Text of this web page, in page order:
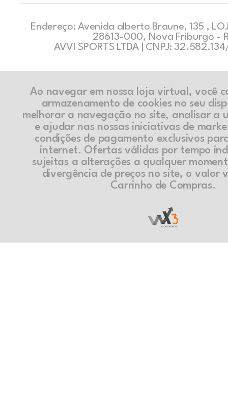
Endereço: Avenida alberto Braune, 135 ,
28613-000, Nova Friburgo -
AVVI SPORTS LTDA | CNPJ:
Ao navegar em nossa loja virtual, você
armazenamento de cookies no seu
melhorar a navegação no site, analisar a
e ajudar nas nossas iniciativas de
condições de pagamento exclusivos
internet. Ofertas válidas por tempo
sujeitas a alterações a qualquer
divergência de preços no site, o valor
Carrinho de Compras.